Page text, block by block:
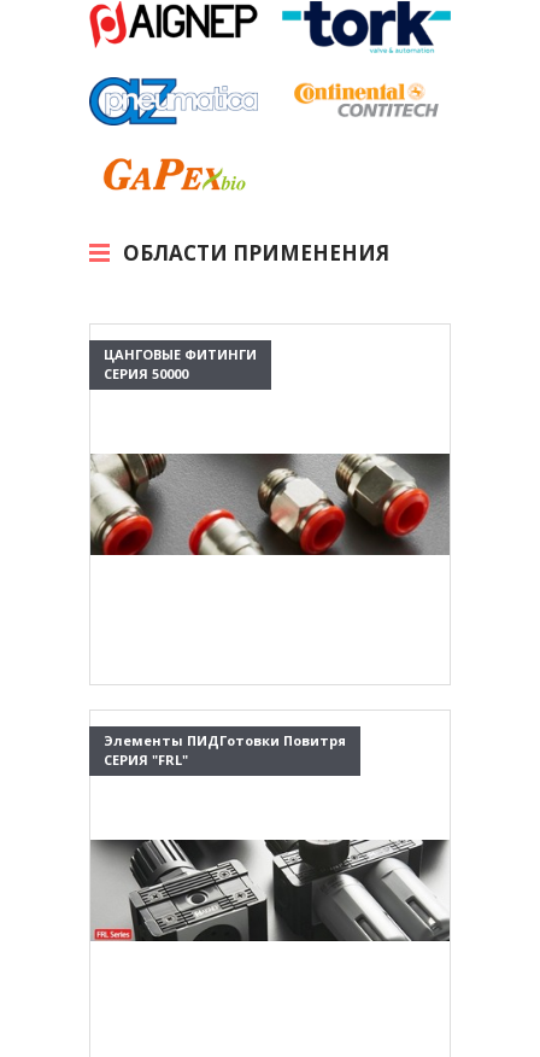
ОБЛАСТИ ПРИМЕНЕНИЯ
ЦАНГОВЫЕ ФИТИНГИ
СЕРИЯ 50000
Элементы ПИДГотовки Повитря
СЕРИЯ "FRL"